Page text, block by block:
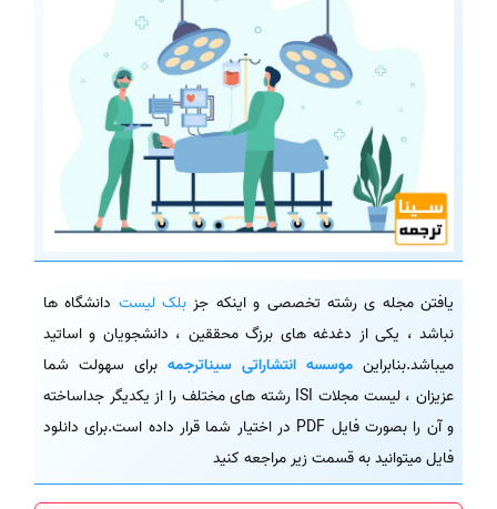
یافتن مجله ی رشته تخصصی و اینکه جز بلک لیست دانشگاه ها
نباشد ، یکی از دغدغه های برزگ محققین ، دانشجویان و اساتید
میباشد.بنابراین موسسه انتشاراتی سیناترجمه برای سهولت شما
عزیزان ، لیست مجلات ISI رشته های مختلف را از یکدیگر جداساخته
و آن را بصورت فایل PDF در اختیار شما قرار داده است.برای دانلود
فایل میتوانید به قسمت زیر مراجعه کنید